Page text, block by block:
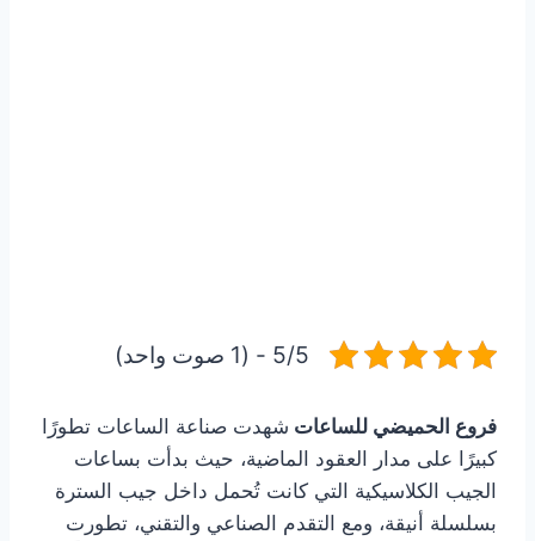
5/5 - (1 صوت واحد)
فروع الحميضي للساعات شهدت صناعة الساعات تطورًا
كبيرًا على مدار العقود الماضية، حيث بدأت بساعات
الجيب الكلاسيكية التي كانت تُحمل داخل جيب السترة
بسلسلة أنيقة، ومع التقدم الصناعي والتقني، تطورت